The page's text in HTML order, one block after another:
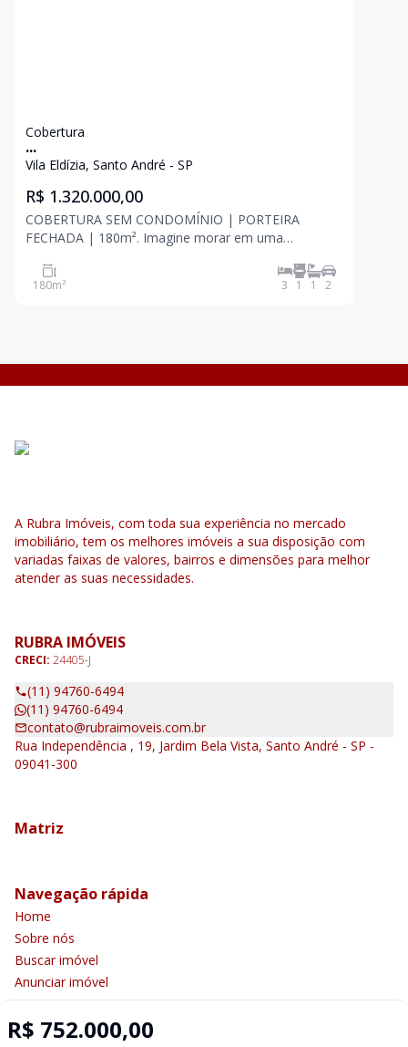
Cobertura
...
Vila Eldízia, Santo André - SP
R$ 1.320.000,00
COBERTURA SEM CONDOMÍNIO | PORTEIRA
FECHADA | 180m². Imagine morar em uma
para o parque central, totalmente mobiliada e pronta
para morar. 3 dormitórios, revertido para 2 (1 suíte
180m² 3 1 1 2
R$ 752.000,00
A Rubra Imóveis, com toda sua experiência no mercado
imobiliário, tem os melhores imóveis a sua disposição com
variadas faixas de valores, bairros e dimensões para melhor
atender as suas necessidades.
RUBRA IMÓVEIS
CRECI: 24405-J
(11) 94760-6494
(11) 94760-6494
contato@rubraimoveis.com.br
Rua Independência , 19, Jardim Bela Vista, Santo André - SP -
09041-300
Matriz
Navegação rápida
Home
Sobre nós
Buscar imóvel
Anunciar imóvel
Contato